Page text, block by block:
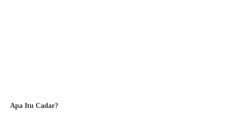
Apa Itu Cadar?